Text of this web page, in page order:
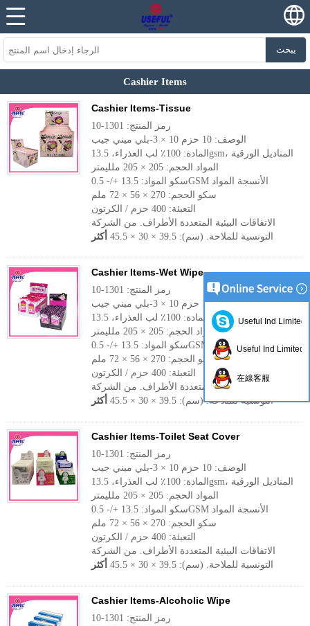
يبحث
Cashier Items
Cashier Items-Tissue
رمز المنتج: 1301-10
الوصف: 10 حزم 10 × 3-بلي ميني جيب
المادة: 100٪ لب العذراء، 13.5gsm، المناديل الورقية
المواد الحجم: 205 × 205 ملليمتر
سكو المواد: 13.5 +/- 0.5GSM الأنسجة المواد
سكو الحجم: 270 × 56 × 72 ملم
التعبئة: 400 حزم / الكرتون
الاتفاقات البيئية المتعددة الأطراف. من الشركة
التونسية للملاحة. (سم): 39.5 × 30 × 45.5
أكثر
Cashier Items-Wet Wipe
رمز المنتج: 1301-10
الوصف: 10 حزم 10 × 3-بلي ميني جيب
المادة: 100٪ لب العذراء، 13.5gsm، المناديل الورقية
المواد الحجم: 205 × 205 ملليمتر
سكو المواد: 13.5 +/- 0.5GSM الأنسجة المواد
سكو الحجم: 270 × 56 × 72 ملم
التعبئة: 400 حزم / الكرتون
الاتفاقات البيئية المتعددة الأطراف. من الشركة
التونسية للملاحة. (سم): 39.5 × 30 × 45.5
أكثر
Cashier Items-Toilet Seat Cover
رمز المنتج: 1301-10
الوصف: 10 حزم 10 × 3-بلي ميني جيب
المادة: 100٪ لب العذراء، 13.5gsm، المناديل الورقية
المواد الحجم: 205 × 205 ملليمتر
سكو المواد: 13.5 +/- 0.5GSM الأنسجة المواد
سكو الحجم: 270 × 56 × 72 ملم
التعبئة: 400 حزم / الكرتون
الاتفاقات البيئية المتعددة الأطراف. من الشركة
التونسية للملاحة. (سم): 39.5 × 30 × 45.5
أكثر
Cashier Items-Alcoholic Wipe
رمز المنتج: 1301-10
Useful Ind Limited
Useful Ind Limited
在線客服